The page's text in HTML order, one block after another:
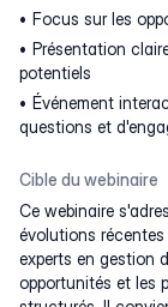
Focus sur les
Présentation
potentiels
Événement
questions et
Cible du webinaire
Ce webinaire
évolutions
experts en gestion
opportunités et les